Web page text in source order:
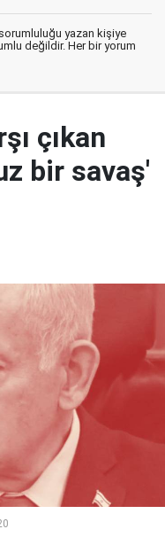
yazan kişiye
değildir. Her bir yorum
çıkan
bir savaş'